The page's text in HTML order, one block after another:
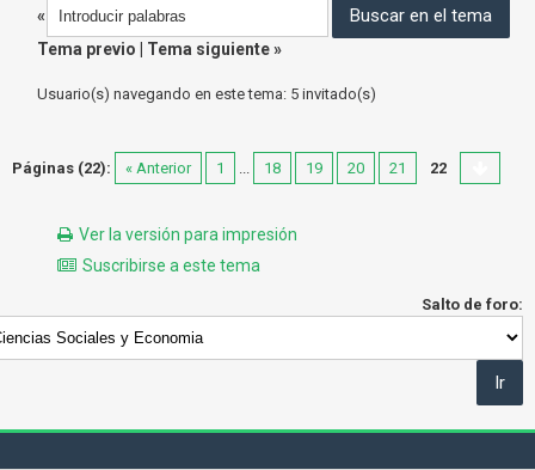
«
Tema previo
Tema siguiente»
Usuario(s) navegando en este tema: 5 invitado(s)
Páginas (22): « Anterior 1 ... 18 19 20 21 22
Ver la versión para impresión
Suscribirse a este tema
Salto de foro: